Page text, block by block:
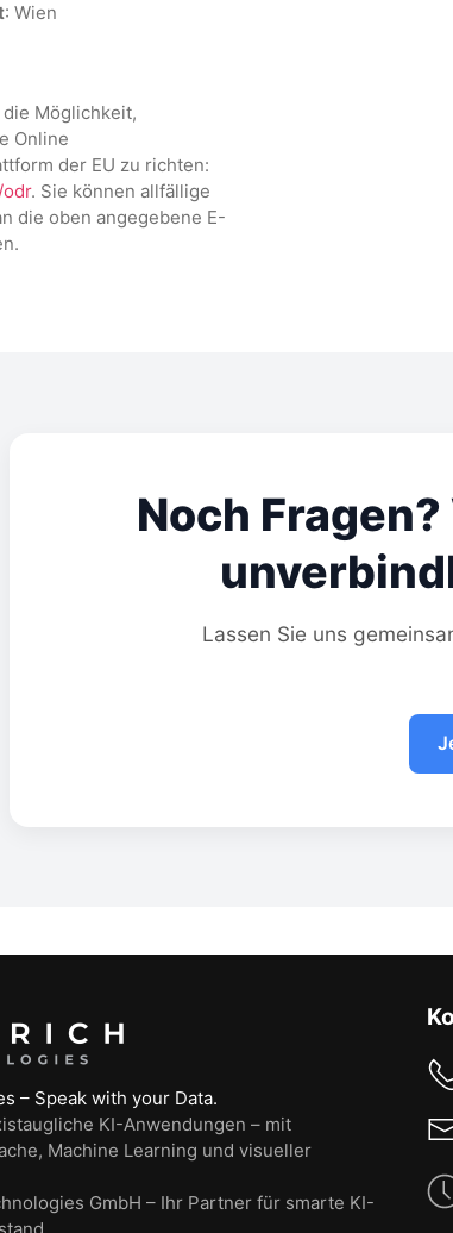
: Wien
Möglichkeit,
Online
der EU zu richten:
. Sie können allfällige
die oben angegebene E-
Noch
Lassen Sie uns
– Speak with your Data.
KI-Anwendungen – mit
Machine Learning und visueller
GmbH – Ihr Partner für smarte KI-